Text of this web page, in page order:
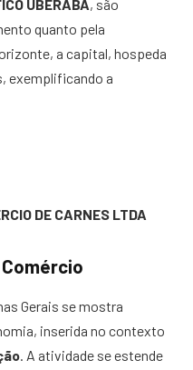
UBERABA, são
quanto pela
a capital, hospeda
exemplificando a
DE CARNES LTDA
Gerais se mostra
inserida no contexto
. A atividade se estende